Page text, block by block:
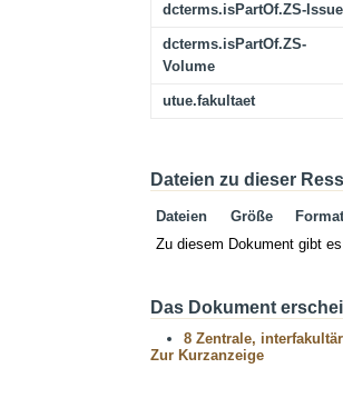
dcterms.isPartOf.ZS-Issue
dcterms.isPartOf.ZS-
Volume
utue.fakultaet
Dateien zu dieser
Dateien Größe
Format
Zu diesem Dokument gibt
Das Dokument
8 Zentrale,
Zur Kurzanzeige